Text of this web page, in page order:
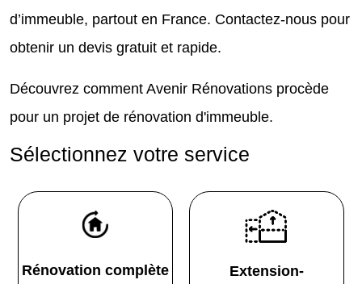
d’immeuble, partout en France. Contactez-nous pour
obtenir un devis gratuit et rapide.
Découvrez comment Avenir Rénovations procède
pour un projet de rénovation d'immeuble.
Sélectionnez votre service
Rénovation complète
Extension-